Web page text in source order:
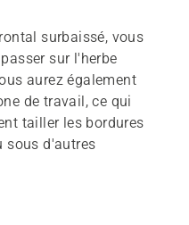
surbaissé, vous
sur l'herbe
aurez également
de travail, ce qui
tailler les bordures
sous d'autres